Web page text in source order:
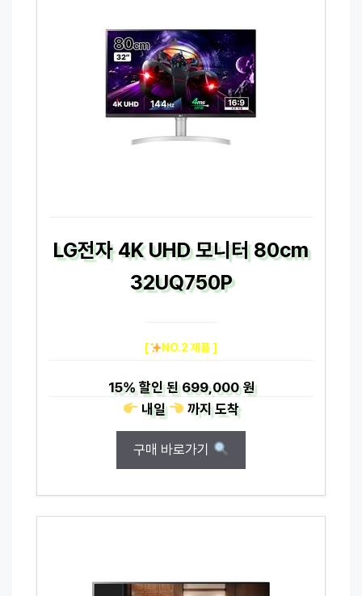
LG전자 4K UHD 모니터 80cm
32UQ750P
[ NO.2 제품 ]
15%할인 된699,000 원
내일
까지도착
구매 바로가기